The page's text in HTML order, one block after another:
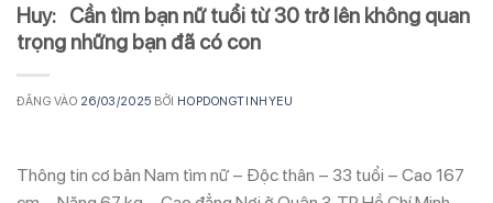
Huy: Cần tìm bạn nữ tuổi từ 30 trở lên không quan
trọng những bạn đã có con
ĐĂNG VÀO 26/03/2025 BỞI HOPDONGTINHYEU
Thông tin cơ bản Nam tìm nữ – Độc thân – 33 tuổi – Cao 167